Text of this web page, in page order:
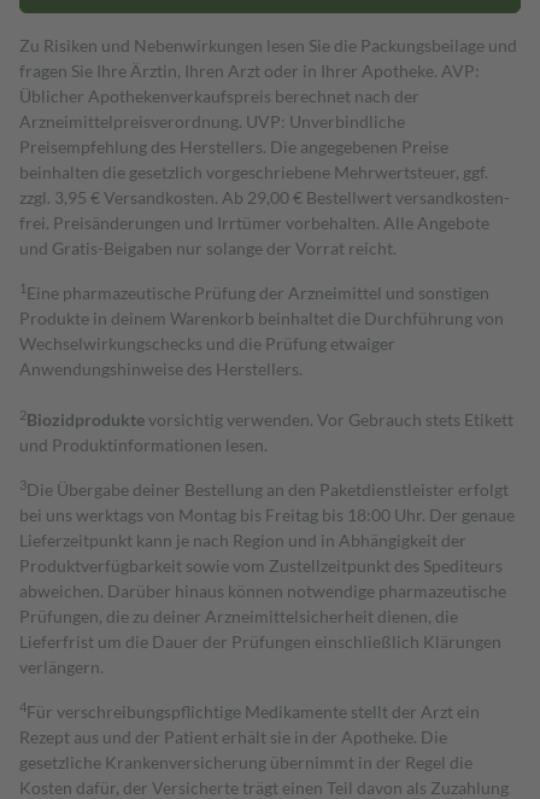
Zu Risiken und Nebenwirkungen lesen Sie die Packungsbeilage und
fragen Sie Ihre Ärztin, Ihren Arzt oder in Ihrer Apotheke. AVP:
Üblicher Apothekenverkaufspreis berechnet nach der
Arzneimittelpreisverordnung. UVP: Unverbindliche
Preisempfehlung des Herstellers. Die angegebenen Preise
beinhalten die gesetzlich vorgeschriebene Mehrwertsteuer, ggf.
zzgl. 3,95 € Versandkosten. Ab 29,00 € Bestell­wert versand­kosten­
frei. Preisänderungen und Irrtümer vorbehalten. Alle Angebote
und Gratis-Beigaben nur solange der Vorrat reicht.
1 Eine pharmazeutische Prüfung der Arzneimittel und sonstigen
Produkte in deinem Warenkorb beinhaltet die Durchführung von
Wechselwirkungschecks und die Prüfung etwaiger
Anwendungshinweise des Herstellers.
2Biozidproduktevorsichtig verwenden. Vor Gebrauch stets Etikett
und Produktinformationen lesen.
3Die Übergabe deiner Bestellung an den Paketdienstleister erfolgt
bei uns werktags von Montag bis Freitag bis 18:00 Uhr. Der genaue
Lieferzeitpunkt kann je nach Region und in Abhängigkeit der
Produktverfügbarkeit sowie vom Zustellzeitpunkt des Spediteurs
abweichen. Darüber hinaus können notwendige pharmazeutische
Prüfungen, die zu deiner Arzneimittelsicherheit dienen, die
Lieferfrist um die Dauer der Prüfungen einschließlich Klärungen
verlängern.
4Für verschreibungspflichtige Medikamente stellt der Arzt ein
Rezept aus und der Patient erhält sie in der Apotheke. Die
gesetzliche Krankenversicherung übernimmt in der Regel die
Kosten dafür, der Versicherte trägt einen Teil davon als Zuzahlung